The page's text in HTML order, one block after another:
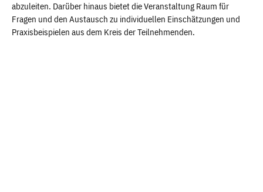
abzuleiten. Darüber hinaus bietet die Veranstaltung Raum für
Fragen und den Austausch zu individuellen Einschätzungen und
Praxisbeispielen aus dem Kreis der Teilnehmenden.